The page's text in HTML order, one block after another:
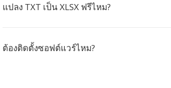
แปลง TXT เป็น XLSX ฟรีไหม?
ต้องติดตั้งซอฟต์แวร์ไหม?